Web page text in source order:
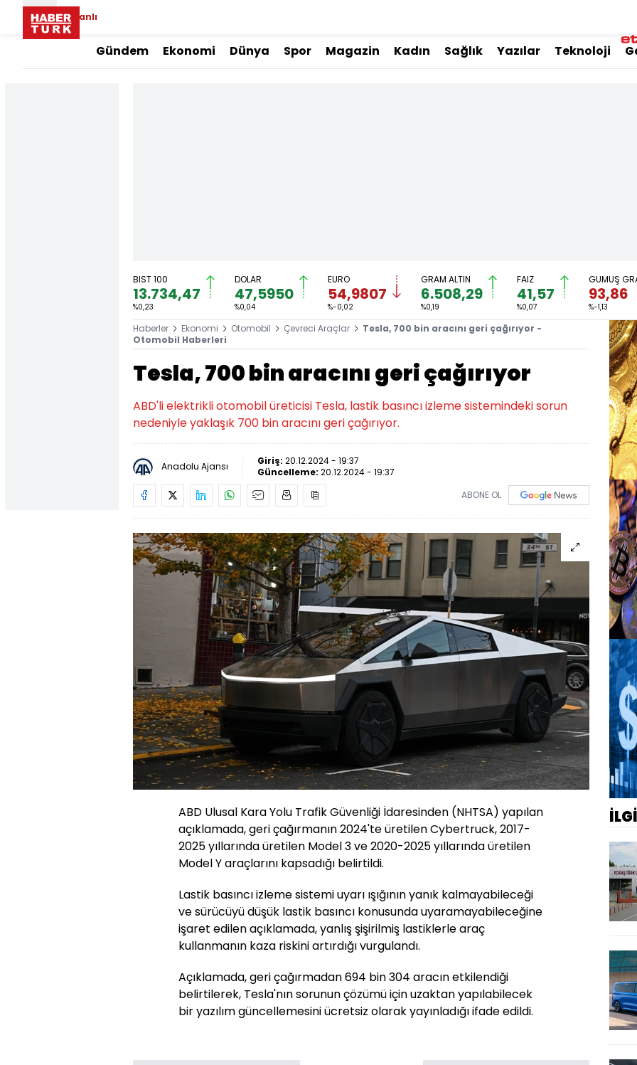
Canlı
Gündem Ekonomi Dünya Spor Magazin Kadın Sağlık Yazılar Teknoloji
BIST 100
13.734,47
%0,23
DOLAR
47,5950
%0,04
EURO
54,9807
%-0,02
GRAM ALTIN
6.508,29
%0,19
FAİZ
41,57
%0,07
GÜMÜŞ
93,86
%-1,13
Haberler Ekonomi Otomobil Çevreci Araçlar
Tesla, 700 bin aracını geri çağırıyor -
Otomobil Haberleri
Tesla, 700 bin aracını geri çağırıyor
ABD'li elektrikli otomobil üreticisi Tesla, lastik basıncı izleme sistemindeki sorun
nedeniyle yaklaşık 700 bin aracını geri çağırıyor.
Anadolu Ajansı Giriş: 20.12.2024 - 19:37
Güncelleme: 20.12.2024 - 19:37
ABONE OL
ABD Ulusal Kara Yolu Trafik Güvenliği İdaresinden (NHTSA) yapılan
açıklamada, geri çağırmanın 2024'te üretilen Cybertruck, 2017-
2025 yıllarında üretilen Model 3 ve 2020-2025 yıllarında üretilen
Model Y araçlarını kapsadığı belirtildi.
Lastik basıncı izleme sistemi uyarı ışığının yanık kalmayabileceği
ve sürücüyü düşük lastik basıncı konusunda uyaramayabileceğine
işaret edilen açıklamada, yanlış şişirilmiş lastiklerle araç
kullanmanın kaza riskini artırdığı vurgulandı.
Açıklamada, geri çağırmadan 694 bin 304 aracın etkilendiği
belirtilerek, Tesla'nın sorunun çözümü için uzaktan yapılabilecek
bir yazılım güncellemesini ücretsiz olarak yayınladığı ifade edildi.